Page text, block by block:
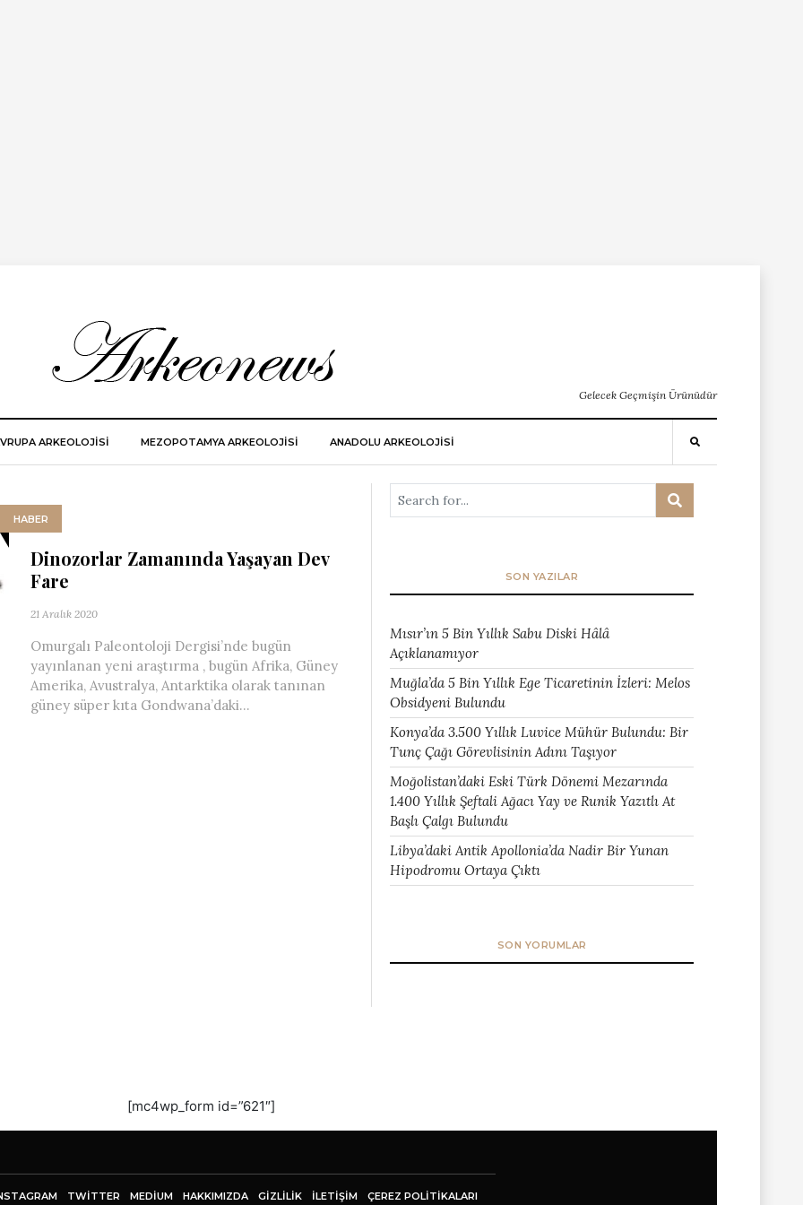
Gelecek Geçmişin Ürünüdür
ARKEOLOJISI MEZOPOTAMYA ARKEOLOJISI ANADOLU ARKEOLOJİSİ
HABER
Dinozorlar Zamanında Yaşayan Dev
Fare
21 Aralık 2020
Omurgalı Paleontoloji Dergisi’nde bugün
yayınlanan yeni araştırma , bugün Afrika, Güney
Amerika, Avustralya, Antarktika olarak tanınan
güney süper kıta Gondwana’daki...
SON YAZILAR
Mısır’ın 5 Bin Yıllık Sabu Diski Hâlâ
Açıklanamıyor
Muğla’da 5 Bin Yıllık Ege Ticaretinin İzleri: Melos
Obsidyeni Bulundu
Konya’da 3.500 Yıllık Luvice Mühür Bulundu: Bir
Tunç Çağı Görevlisinin Adını Taşıyor
Moğolistan’daki Eski Türk Dönemi Mezarında
1.400 Yıllık Şeftali Ağacı Yay ve Runik Yazıtlı At
Başlı Çalgı Bulundu
Libya’daki Antik Apollonia’da Nadir Bir Yunan
Hipodromu Ortaya Çıktı
SON YORUMLAR
[mc4wp_form id=”621″]
TWITTER MEDIUM HAKKIMIZDA GİZLİLİK İLETIŞIM ÇEREZ POLITIKALARI